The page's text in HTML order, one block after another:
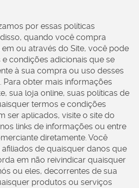
por essas políticas
quando você compra
ou através do Site, você pode
condições adicionais que se
à sua compra ou uso desses
obter mais informações
sua loja online, suas políticas de
termos e condições
ser aplicados, visite o site do
links de informações ou entre
diretamente. Você
de quaisquer danos que
em não reivindicar quaisquer
ou eles, decorrentes de sua
produtos ou serviços